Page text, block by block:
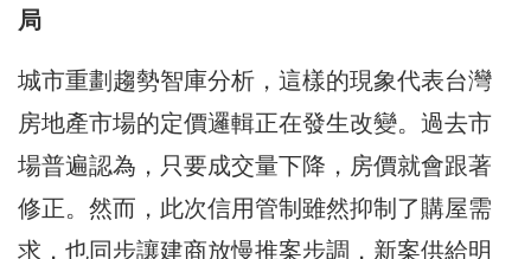
局
城市重劃趨勢智庫分析，這樣的現象代表台灣
房地產市場的定價邏輯正在發生改變。過去市
場普遍認為，只要成交量下降，房價就會跟著
修正。然而，此次信用管制雖然抑制了購屋需
求，也同步讓建商放慢推案步調，新案供給明